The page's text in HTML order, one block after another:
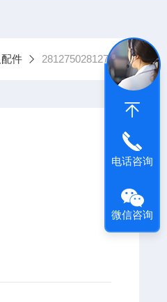
件 28127502812750
电话咨询
微信咨询